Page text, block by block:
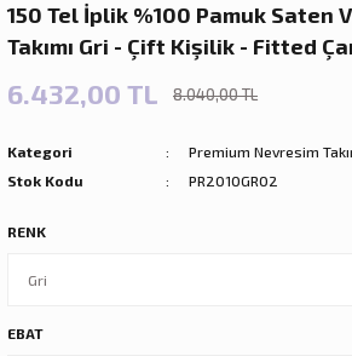
Takımları
Hediyeler
150 Tel İplik %100 Pamuk Saten
Takımı Gri - Çift Kişilik - Fitted
6.432,00 TL 8.040,00 TL
Kategori
Premium Nevresim
Stok Kodu
PR2010GR02
RENK
EBAT